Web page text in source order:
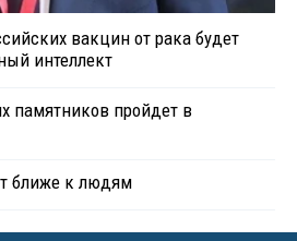
вакцин от рака будет
интеллект
памятников пройдет в
ближе к людям